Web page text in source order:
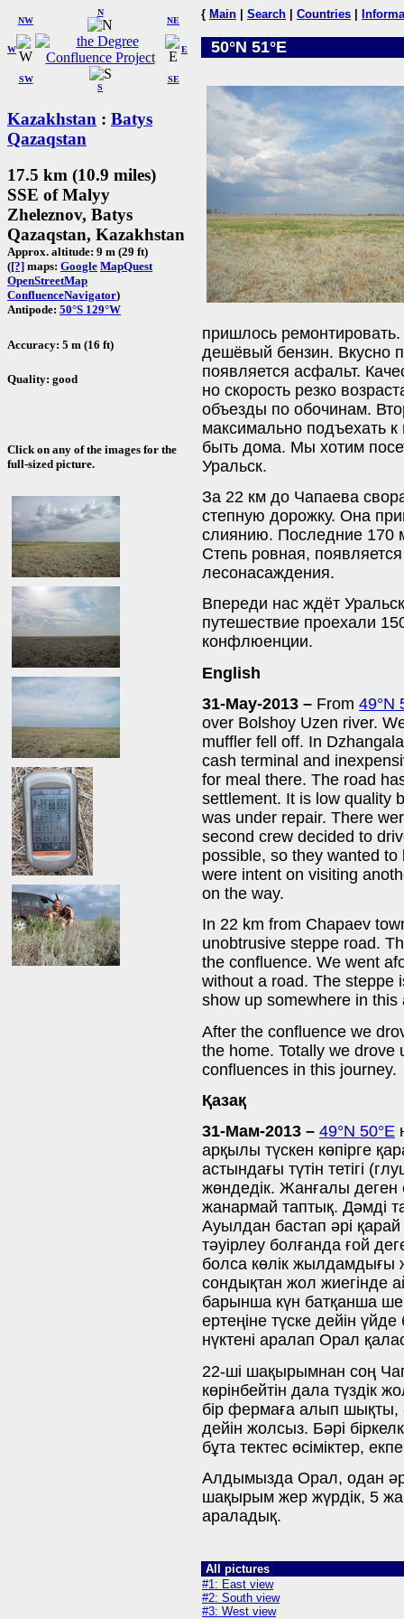
W
NW
N
NE
SW
S
SE
E
Kazakhstan : Batys
Qazaqstan
17.5 km (10.9 miles)
SSE of Malyy
Zheleznov, Batys
Qazaqstan, Kazakhstan
Approx. altitude: 9 m (29 ft)
([?] maps: Google MapQuest
OpenStreetMap
ConfluenceNavigator)
Antipode: 50°S 129°W
Accuracy: 5 m (16 ft)
Quality: good
Click on any of the images for the
full-sized picture.
{ Main Search Countries
50°N 51°E
пришлось
дешёвый бензин. Вкусно
появляется асфальт.
но скорость резко
объезды по обочинам.
максимально подъехать
быть дома. Мы хотим
Уральск.
За 22 км до Чапаева
степную дорожку. Она
слиянию. Последние 170
Степь ровная,
лесонасаждения.
Впереди нас ждёт
путешествие проехали
конфлюенции.
English
31-May-2013 – From 49°N
over Bolshoy Uzen river.
muffler fell off. In
cash terminal and
for meal there. The road
settlement. It is low quality
was under repair. There
second crew decided to
possible, so they wanted
were intent on visiting
on the way.
In 22 km from Chapaev
unobtrusive steppe road.
the confluence. We went
without a road. The steppe
show up somewhere in this
After the confluence we
the home. Totally we drove
confluences in this journey.
Қазақ
31-Мам-2013 – 49°N 50°E
арқылы түскен көпірге
астындағы түтін тетігі
жөндедік. Жанғалы деген
жанармай таптық. Дәмді
Ауылдан бастап әрі
тәуірлеу болғанда ғой
болса көлік
сондықтан жол жиегінде
барынша күн батқанша
ертеңіне түске дейін
нүктені аралап Орал
22-ші шақырымнан соң
көрінбейтін дала түздік
бір фермаға алып шықты,
дейін жолсыз. Бәрі
бұта тектес өсіміктер,
Алдымызда Орал, одан
шақырым жер жүрдік, 5
араладық.
All pictures
#1: East view
#2: South view
#3: West view